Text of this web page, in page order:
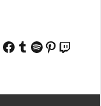
Facebook
Tumblr
Spotify
Pinterest
Twitch